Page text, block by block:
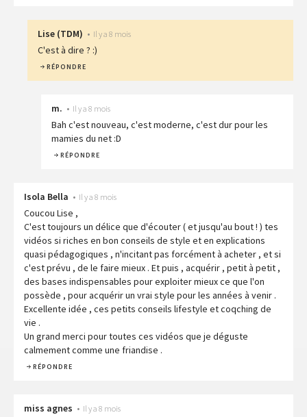
Lise (TDM) • Il y a 8 mois
C'est à dire ? :)
RÉPONDRE
m. • Il y a 8 mois
Bah c'est nouveau, c'est moderne, c'est dur pour les
mamies du net :D
RÉPONDRE
Isola Bella • Il y a 8 mois
Coucou Lise ,
C'est toujours un délice que d'écouter ( et jusqu'au bout ! ) tes
vidéos si riches en bon conseils de style et en explications
quasi pédagogiques , n'incitant pas forcément à acheter , et si
c'est prévu , de le faire mieux . Et puis , acquérir , petit à petit ,
des bases indispensables pour exploiter mieux ce que l'on
possède , pour acquérir un vrai style pour les années à venir .
Excellente idée , ces petits conseils lifestyle et coqching de
vie .
Un grand merci pour toutes ces vidéos que je déguste
calmement comme une friandise .
RÉPONDRE
miss agnes • Il y a 8 mois